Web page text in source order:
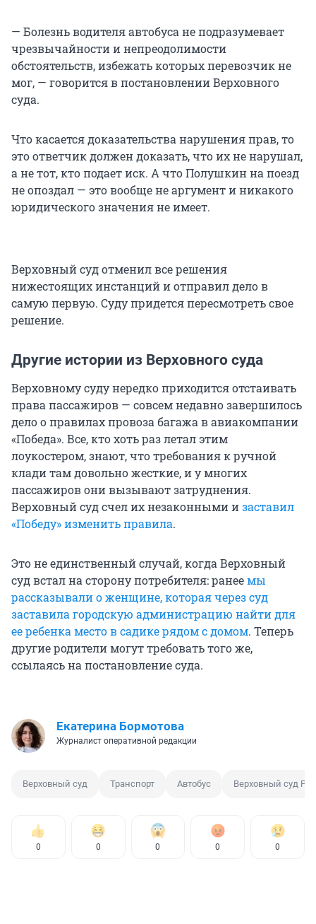
— Болезнь водителя автобуса не подразумевает
чрезвычайности и непреодолимости
обстоятельств, избежать которых перевозчик не
мог, — говорится в постановлении Верховного
суда.
Что касается доказательства нарушения прав, то
это ответчик должен доказать, что их не нарушал,
а не тот, кто подает иск. А что Полушкин на поезд
не опоздал — это вообще не аргумент и никакого
юридического значения не имеет.
Верховный суд отменил все решения
нижестоящих инстанций и отправил дело в
самую первую. Суду придется пересмотреть свое
решение.
Другие истории из Верховного суда
Верховному суду нередко приходится отстаивать
права пассажиров — совсем недавно завершилось
дело о правилах провоза багажа в авиакомпании
«Победа». Все, кто хоть раз летал этим
лоукостером, знают, что требования к ручной
клади там довольно жесткие, и у многих
пассажиров они вызывают затруднения.
Верховный суд счел их незаконными изаставил
«Победу» изменить правила.
Это не единственный случай, когда Верховный
суд встал на сторону потребителя: ранеемы
рассказывали о женщине, которая через суд
заставила городскую администрацию найти для
ее ребенка место в садике рядом с домом. Теперь
другие родители могут требовать того же,
ссылаясь на постановление суда.
Екатерина Бормотова
Журналист оперативной редакции
Верховный суд Транспорт Автобус Верховный суд РФ
0 0 0 0 0